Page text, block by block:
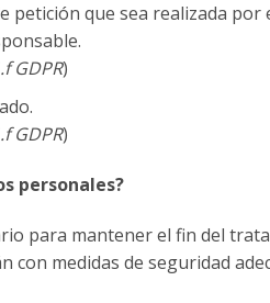
que sea realizada
GDPR)
GDPR)
personales?
para mantener el fin del
con medidas de seguridad